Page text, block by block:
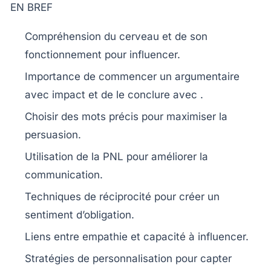
EN BREF
Compréhension du cerveau et de son
fonctionnement pour influencer.
Importance de commencer un argumentaire
avec impact et de le conclure avec .
Choisir des mots précis pour maximiser la
persuasion.
Utilisation de la PNL pour améliorer la
communication.
Techniques de réciprocité pour créer un
sentiment d’obligation.
Liens entre empathie et capacité à influencer.
Stratégies de personnalisation pour capter